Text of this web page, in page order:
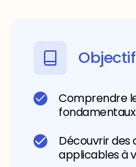
Comprendre
Découvrir des
applicables à